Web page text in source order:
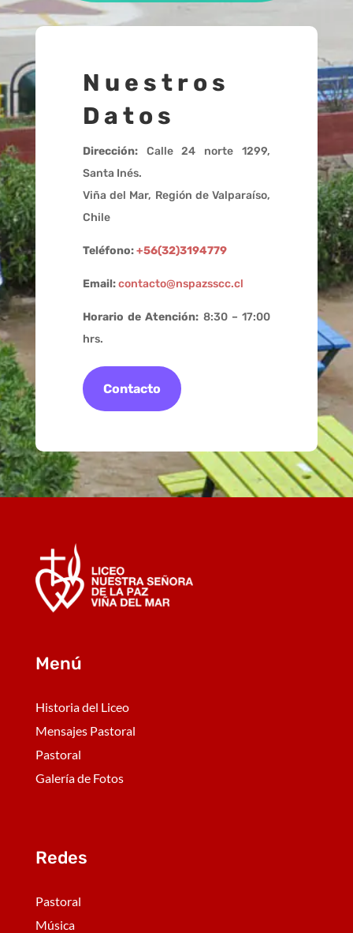
Nuestros
Datos
Dirección:Calle 24 norte 1299,
Santa Inés.
Viña del Mar, Región de Valparaíso,
Chile
Teléfono:+56(32)3194779
Email:contacto@nspazsscc.cl
Horario de Atención: 8:30 – 17:00
hrs.
Contacto
Menú
Historia del Liceo
Mensajes Pastoral
Pastoral
Galería de Fotos
Redes
Pastoral
Música